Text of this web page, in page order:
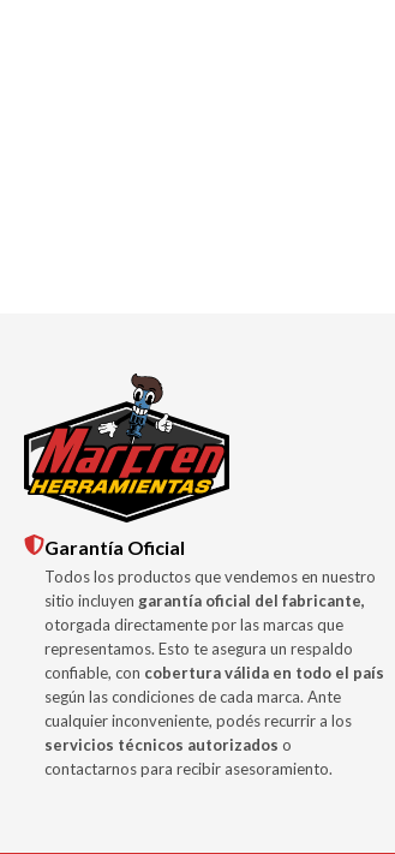
Garantía Oficial
Todos los productos que vendemos en nuestro
sitio incluyen garantía oficial del fabricante,
otorgada directamente por las marcas que
representamos. Esto te asegura un respaldo
confiable, con cobertura válida en todo el país
según las condiciones de cada marca. Ante
cualquier inconveniente, podés recurrir a los
servicios técnicos autorizados o
contactarnos para recibir asesoramiento.